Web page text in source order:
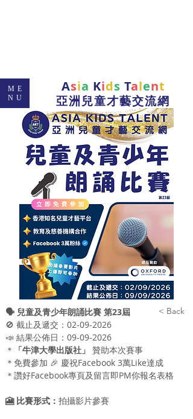
ME
NU
Asia Kids Talent
亞洲兒童才藝交流網
🗣 兒童及青少年朗誦比賽 第23屆
🚫 截止及遞交：02-09-2026
📣 結果公佈日：09-09-2026
＊
「牛津大學出版社」 贊助本次賽事
＊免費參加 🎉 慶祝Facebook 3萬Like達成
＊讚好Facebook專頁及留言即PM你報名表​格
🎦 比賽形式： 拍攝影片參賽
< Back